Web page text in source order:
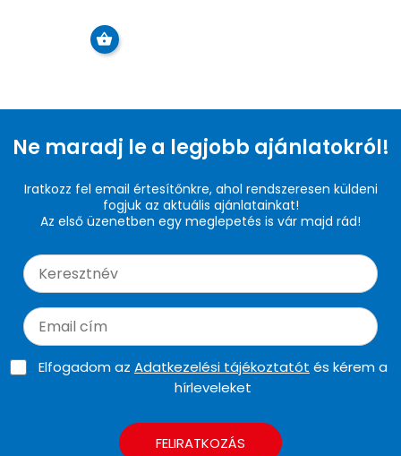
Ne maradj le a legjobb ajánlatokról!
Iratkozz fel email értesítőnkre, ahol rendszeresen küldeni
fogjuk az aktuális ajánlatainkat!
Az első üzenetben egy meglepetés is vár majd rád!
Elfogadom az Adatkezelési tájékoztatót és kérem a
hírleveleket
FELIRATKOZÁS